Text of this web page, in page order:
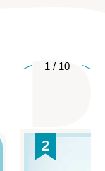
1 / 10
2